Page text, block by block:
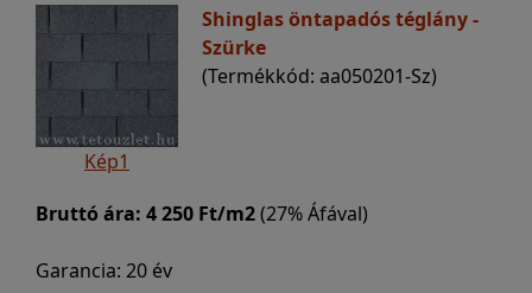
Kép1
Shinglas öntapadós téglány -
Szürke
(Termékkód: aa050201-Sz)
Bruttó ára: 4 250 Ft/m2(27% Áfával)
Garancia: 20 év